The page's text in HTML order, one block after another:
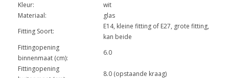
Kleur:
wit
Materiaal:
glas
Fitting Soort:
E14, kleine fitting of E27, grote fitting,
kan beide
Fittingopening
binnenmaat (cm):
6.0
Fittingopening
8.0 (opstaande kraag)